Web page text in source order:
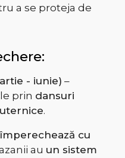
a se proteja de
- iunie) –
prin dansuri
.
cu
au un sistem